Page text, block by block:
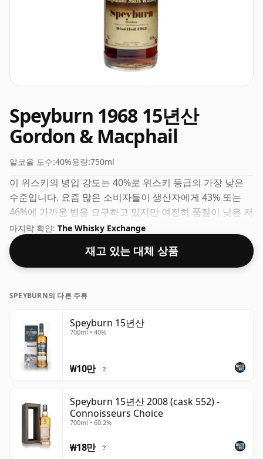
Speyburn 1968 15년산
Gordon & Macphail
알코올 도수:40%용량:750ml
이 위스키의 병입 강도는 40%로 위스키 등급의 가장 낮은
수준입니다. 요즘 많은 소비자들이 생산자에게 43% 또는
46%에 가까운 병을 요구하고 있지만 여전히 품질이 낮은 저
강도 위스키도 있습니다.
마지막 확인: The Whisky Exchange
재고 있는 대체 상품
SPEYBURN의 다른 주류
Speyburn 15년산
700ml • 40%
₩10만 ?
Speyburn 15년산 2008 (cask 552) -
Connoisseurs Choice
700ml • 60.2%
₩18만 ?